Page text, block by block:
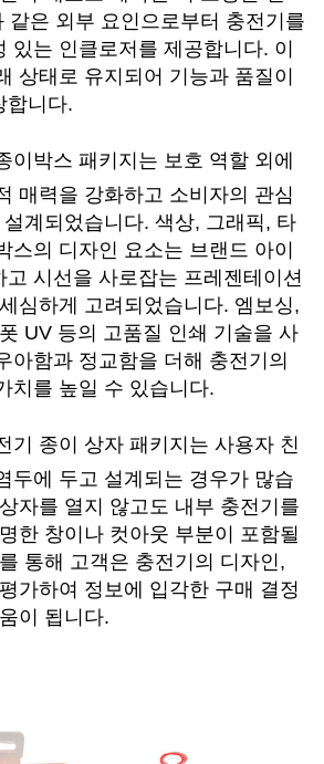
같은 외부 요인으로부터 충전기를
있는 인클로저를 제공합니다. 이
상태로 유지되어 기능과 품질이
합니다.
이박스 패키지는 보호 역할 외에
매력을 강화하고 소비자의 관심
계되었습니다. 색상, 그래픽, 타
스의 디자인 요소는 브랜드 아이
고 시선을 사로잡는 프레젠테이션
심하게 고려되었습니다. 엠보싱,
UV 등의 고품질 인쇄 기술을 사
아함과 정교함을 더해 충전기의
치를 높일 수 있습니다.
기 종이 상자 패키지는 사용자 친
두에 두고 설계되는 경우가 많습
자를 열지 않고도 내부 충전기를
한 창이나 컷아웃 부분이 포함될
통해 고객은 충전기의 디자인,
가하여 정보에 입각한 구매 결정
이 됩니다.